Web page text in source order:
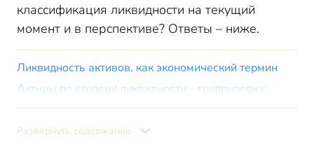
классификация ликвидности на текущий
момент и в перспективе? Ответы – ниже.
Ликвидность активов, как экономический термин
Активы по степени ликвидности – группировка:
Активы по степени ликвидности в балансе – таблица
Что такое коэффициент ликвидности активов?
Развернуть содержание